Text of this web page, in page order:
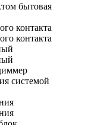
бытовая
контакта
контакта
системой